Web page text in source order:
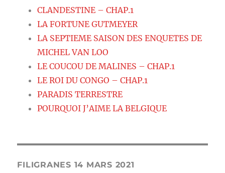
CLANDESTINE – CHAP.1
LA FORTUNE GUTMEYER
LA SEPTIEME SAISON DES ENQUETES DE
MICHEL VAN LOO
LE COUCOU DE MALINES – CHAP.1
LE ROI DU CONGO – CHAP.1
PARADIS TERRESTRE
POURQUOI J’AIME LA BELGIQUE
FILIGRANES 14 MARS 2021